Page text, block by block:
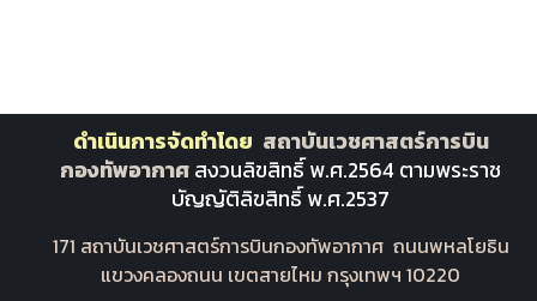
ดำเนินการจัดทำโดย สถาบันเวชศาสตร์การบิน
กองทัพอากาศสงวนลิขสิทธิ์ พ.ศ.2564 ตา​มพระราช
บัญญัติลิขสิทธิ์ พ.ศ.2537
171 สถาบันเวชศาสตร์การบินกองทัพอากาศ ​ ถนนพหลโยธิน
แขวงคลองถนน เขตสายไหม กรุงเทพฯ 10220